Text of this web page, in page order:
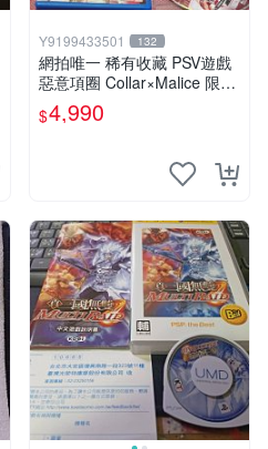
Y9199433501 132
網拍唯一 稀有收藏 PSV遊戲
惡意項圈 Collar×Malice 限定
版 日版
$4,990